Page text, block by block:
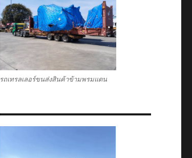
รถเทรลเลอร์ขนส่งสินค้าข้ามพรมแดน